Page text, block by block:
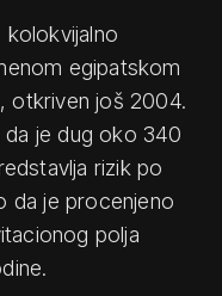
kolokvijalno
egipatskom
otkriven još 2004.
da je dug oko 340
rizik po
da je procenjeno
polja